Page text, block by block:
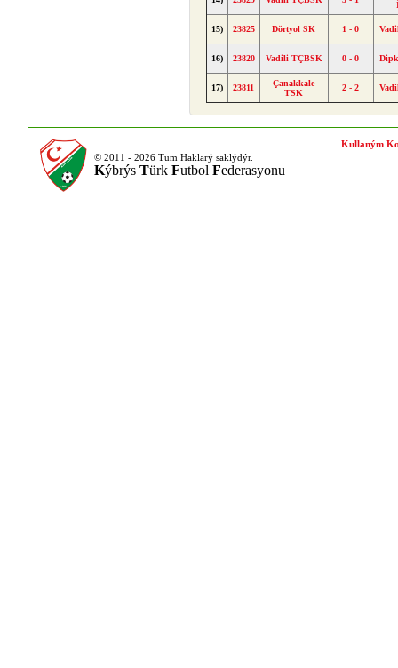
15) 23825 Dörtyol SK 1 - 0
16) 23820 Vadili TÇBSK 0 - 0
17) 23811
Çanakkale
TSK
2 - 2
© 2011 - 2026 Tüm Haklarý saklýdýr.
Kýbrýs Türk Futbol Federasyonu
Kullaným